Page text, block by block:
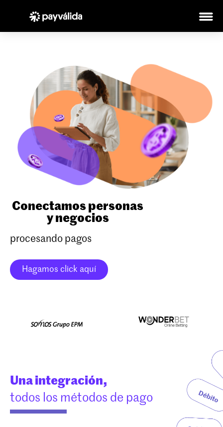
Conectamos personas
y negocios
procesando pagos
Hagamos click aquí
Una integración,
todos los métodos de pago